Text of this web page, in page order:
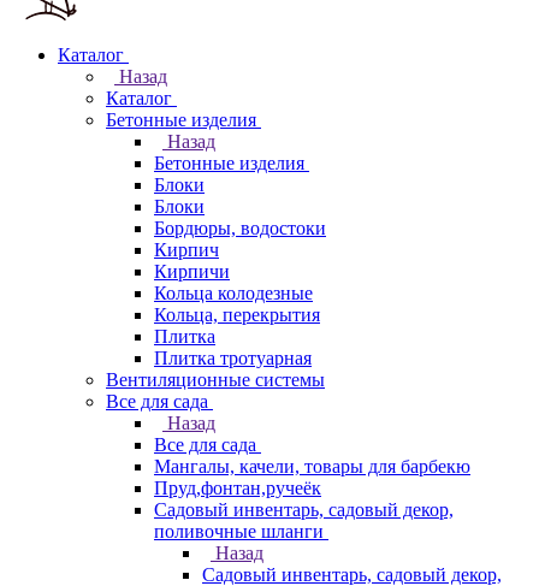
Каталог
Назад
Каталог
Бетонные изделия
Назад
Бетонные изделия
Блоки
Блоки
Бордюры, водостоки
Кирпич
Кирпичи
Кольца колодезные
Кольца, перекрытия
Плитка
Плитка тротуарная
Вентиляционные системы
Все для сада
Назад
Все для сада
Мангалы, качели, товары для барбекю
Пруд,фонтан,ручеёк
Садовый инвентарь, садовый декор,
поливочные шланги
Назад
Садовый инвентарь, садовый декор,